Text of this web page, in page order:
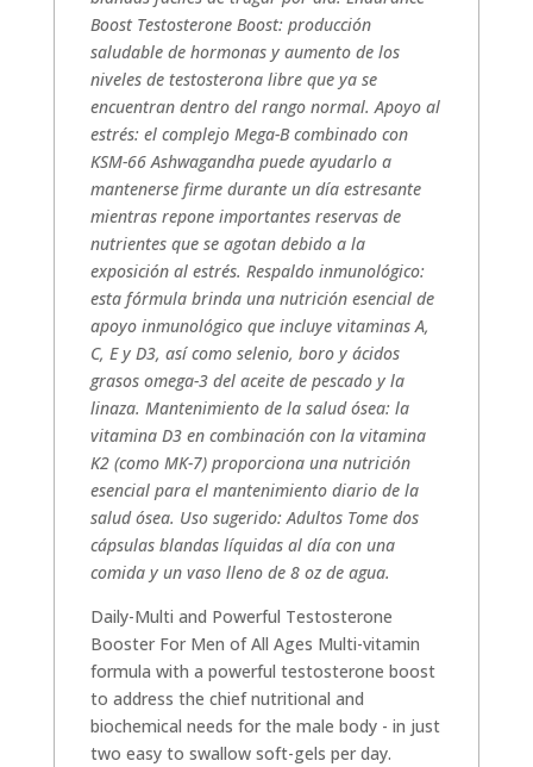
Boost Testosterone Boost: producción
saludable de hormonas y aumento de los
niveles de testosterona libre que ya se
encuentran dentro del rango normal. Apoyo al
estrés: el complejo Mega-B combinado con
KSM-66 Ashwagandha puede ayudarlo a
mantenerse firme durante un día estresante
mientras repone importantes reservas de
nutrientes que se agotan debido a la
exposición al estrés. Respaldo inmunológico:
esta fórmula brinda una nutrición esencial de
apoyo inmunológico que incluye vitaminas A,
C, E y D3, así como selenio, boro y ácidos
grasos omega-3 del aceite de pescado y la
linaza. Mantenimiento de la salud ósea: la
vitamina D3 en combinación con la vitamina
K2 (como MK-7) proporciona una nutrición
esencial para el mantenimiento diario de la
salud ósea. Uso sugerido: Adultos Tome dos
cápsulas blandas líquidas al día con una
comida y un vaso lleno de 8 oz de agua.
Daily-Multi and Powerful Testosterone
Booster For Men of All Ages Multi-vitamin
formula with a powerful testosterone boost
to address the chief nutritional and
biochemical needs for the male body - in just
two easy to swallow soft-gels per day.